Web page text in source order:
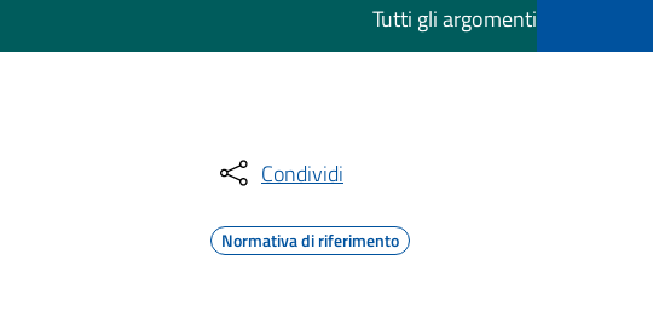
Tutti gli argomenti
Condividi
Normativa di riferimento